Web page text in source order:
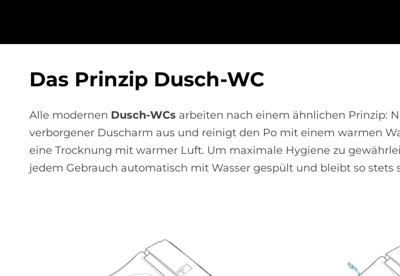
Das Prin­zip Dusch-WC
Alle modernen Dusch-WCs arbeiten nach einem ähnlichen Prinzip:
verborgener Duscharm aus und reinigt den Po mit einem warmen
eine Trocknung mit warmer Luft. Um maximale Hygiene zu
jedem Gebrauch automatisch mit Wasser gespült und bleibt so stets